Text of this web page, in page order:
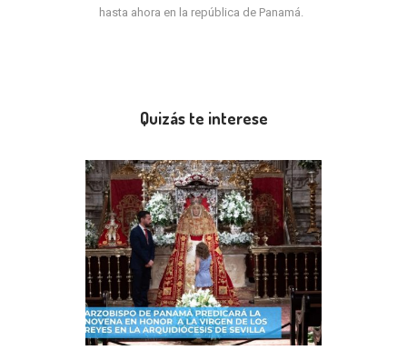
hasta ahora en la república de Panamá.
Quizás te interese